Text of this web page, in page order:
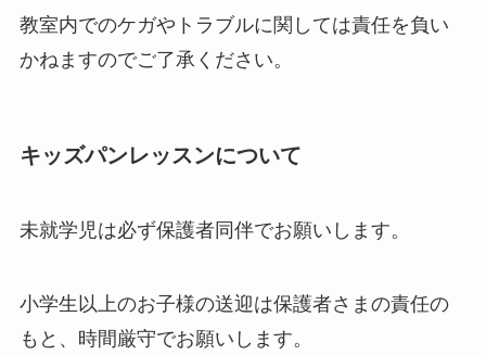
教室内でのケガやトラブルに関しては責任を負い
かねますのでご了承ください。
キッズパンレッスンについて
未就学児は必ず保護者同伴でお願いします。
小学生以上のお子様の送迎は保護者さまの責任の
もと、時間厳守でお願いします。